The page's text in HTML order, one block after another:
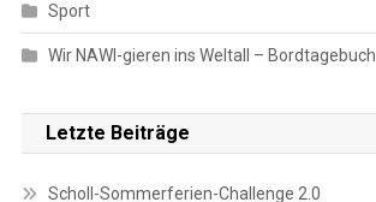
Sport
Wir NAWI-gieren ins Weltall – Bordtagebuch
Letzte Beiträge
Scholl-Sommerferien-Challenge 2.0